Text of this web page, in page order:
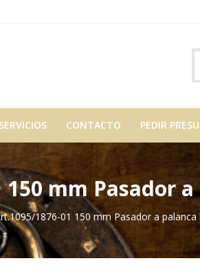
SERVICIOS CONTACTO PEDIR
mm Pasador
1876-01 150 mm Pasador a palanca